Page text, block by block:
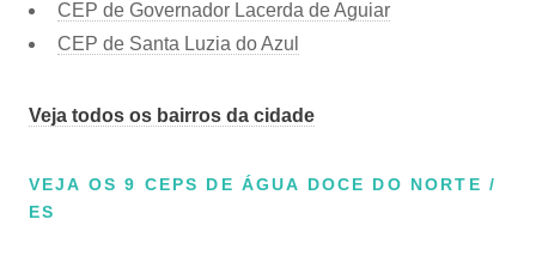
CEP de Governador Lacerda de Aguiar
CEP de Santa Luzia do Azul
Veja todos os bairros da cidade
VEJA OS 9 CEPS DE ÁGUA DOCE DO NORTE /
ES